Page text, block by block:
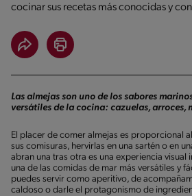
cocinar sus recetas más conocidas y
Las almejas son uno de los sabores
versátiles de la cocina: cazuelas, arroces,
El placer de comer almejas es proporcional
sus comisuras, hervirlas en una sartén o en
abran una tras otra es una experiencia visual
una de las comidas de mar más versátiles y
puedes servir como aperitivo, de
caldoso o darle el protagonismo de